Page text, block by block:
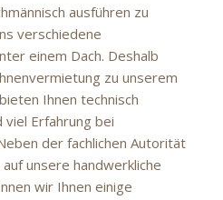
ausführen zu
verschiedene
einem Dach. Deshalb
zu unserem
Ihnen technisch
Erfahrung bei
der fachlichen Autorität
unsere handwerkliche
wir Ihnen einige